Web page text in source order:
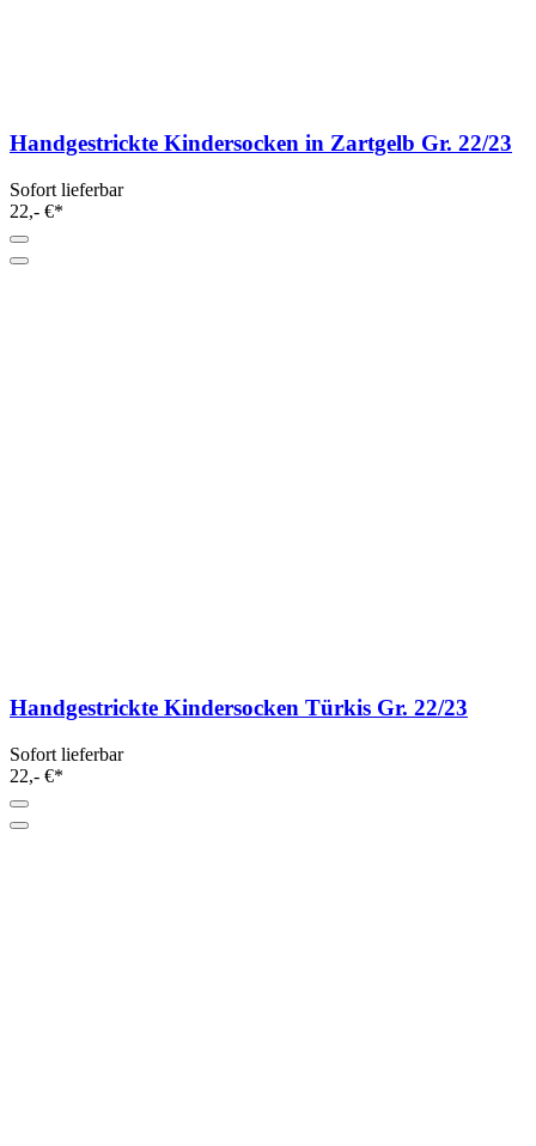
Handgestrickte Kindersocken in Zartgelb Gr. 22/23
Sofort lieferbar
22,- €*
Handgestrickte Kindersocken Türkis Gr. 22/23
Sofort lieferbar
22,- €*